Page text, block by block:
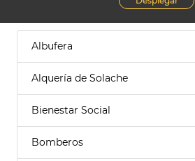
Albufera
Alquería de Solache
Bienestar Social
Bomberos